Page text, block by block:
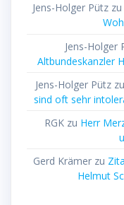
Jens-Holger Pützzu
Jens-Holger
Altbundeskanzler
Jens-Holger Pütz zu
sind oft sehr
RGK zu Herr
Gerd Krämer zu
Helmut